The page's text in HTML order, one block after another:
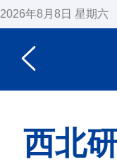
2026年8月8日 星期六
西北